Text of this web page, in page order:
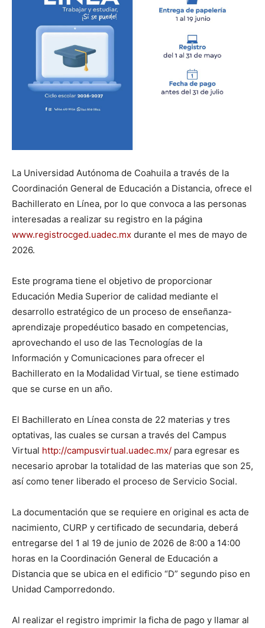
La Universidad Autónoma de Coahuila a través de la
Coordinación General de Educación a Distancia, ofrece el
Bachillerato en Línea, por lo que convoca a las personas
interesadas a realizar su registro en la página
www.registrocged.uadec.mx durante el mes de mayo de
2026.
Este programa tiene el objetivo de proporcionar
Educación Media Superior de calidad mediante el
desarrollo estratégico de un proceso de enseñanza-
aprendizaje propedéutico basado en competencias,
aprovechando el uso de las Tecnologías de la
Información y Comunicaciones para ofrecer el
Bachillerato en la Modalidad Virtual, se tiene estimado
que se curse en un año.
El Bachillerato en Línea consta de 22 materias y tres
optativas, las cuales se cursan a través del Campus
Virtual http://campusvirtual.uadec.mx/ para egresar es
necesario aprobar la totalidad de las materias que son 25,
así como tener liberado el proceso de Servicio Social.
La documentación que se requiere en original es acta de
nacimiento, CURP y certificado de secundaria, deberá
entregarse del 1 al 19 de junio de 2026 de 8:00 a 14:00
horas en la Coordinación General de Educación a
Distancia que se ubica en el edificio “D” segundo piso en
Unidad Camporredondo.
Al realizar el registro imprimir la ficha de pago y llamar al